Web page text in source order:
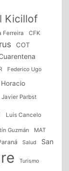
Kicillof
Ferreira CFK
COT
Federico Ugo
Horacio
Javier Parbst
Luis Cancelo
Guzmán
MAT
Salud San
Turismo